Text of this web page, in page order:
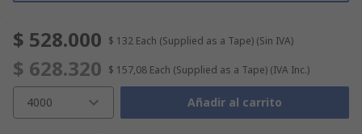
$ 528.000 $ 132 Each (Supplied as a Tape) (Sin IVA)
$ 628.320 $ 157,08 Each (Supplied as a Tape) (IVA Inc.)
4000 Añadir al carrito